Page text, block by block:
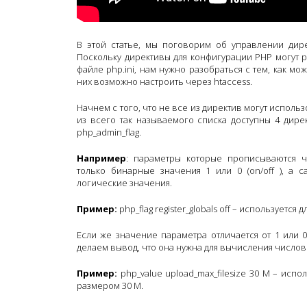
В этой статье, мы поговорим об управлении
Поскольку директивы для конфигурации PHP
файле php.ini, нам нужно разобраться с тем, как
них возможно настроить через htaccess.
Начнем с того, что не все из директив могут
из всего так называемого списка доступны 4
php_admin_flag.
Например: параметры которые прописываются
только бинарные значения 1 или 0 (on/off ), а
логические значения.
Пример: php_flag register_globals off –
Если же значение параметра отличается от 1 или
делаем вывод, что она нужна для вычисления
Пример: php_value upload_max_filesize 30 M –
размером 30 М.